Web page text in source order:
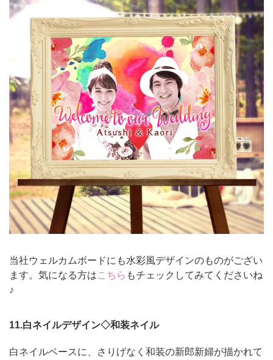
当社ウェルカムボードにも水彩風デザインのものがござい
ます。気になる方はこちら もチェックしてみてくださいね
♪
11.白ネイルデザイン◇和装ネイル
白ネイルベースに、さりげなく和装の新郎新婦が描かれて